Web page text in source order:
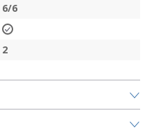
6/6
2